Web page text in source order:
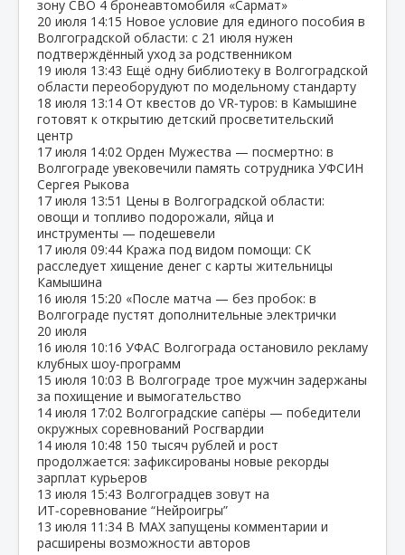
зону СВО 4 бронеавтомобиля «Сармат»
20 июля 14:15 Новое условие для единого пособия в
Волгоградской области: с 21 июля нужен
подтверждённый уход за родственником
19 июля 13:43 Ещё одну библиотеку в Волгоградской
области переоборудуют по модельному стандарту
18 июля 13:14 От квестов до VR‑туров: в Камышине
готовят к открытию детский просветительский
центр
17 июля 14:02 Орден Мужества — посмертно: в
Волгограде увековечили память сотрудника УФСИН
Сергея Рыкова
17 июля 13:51 Цены в Волгоградской области:
овощи и топливо подорожали, яйца и
инструменты — подешевели
17 июля 09:44 Кража под видом помощи: СК
расследует хищение денег с карты жительницы
Камышина
16 июля 15:20 «После матча — без пробок: в
Волгограде пустят дополнительные электрички
20 июля
16 июля 10:16 УФАС Волгограда остановило рекламу
клубных шоу‑программ
15 июля 10:03 В Волгограде трое мужчин задержаны
за похищение и вымогательство
14 июля 17:02 Волгоградские сапёры — победители
окружных соревнований Росгвардии
14 июля 10:48 150 тысяч рублей и рост
продолжается: зафиксированы новые рекорды
зарплат курьеров
13 июля 15:43 Волгоградцев зовут на
ИТ‑соревнование “Нейроигры”
13 июля 11:34 В МАХ запущены комментарии и
расширены возможности авторов